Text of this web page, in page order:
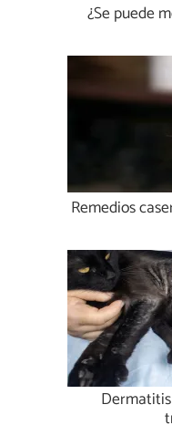
¿Se puede
Remedios